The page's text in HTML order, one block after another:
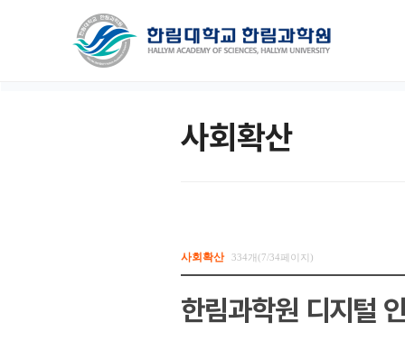
사회확산
사회확산 334개(7/34페이지)
한림과학원 디지털